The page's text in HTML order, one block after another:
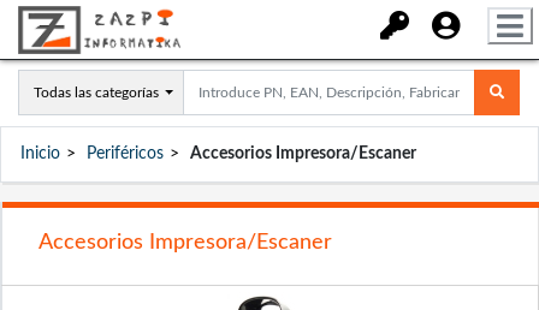
Todas las categorías
Inicio Periféricos Accesorios Impresora/Escaner
Accesorios Impresora/Escaner